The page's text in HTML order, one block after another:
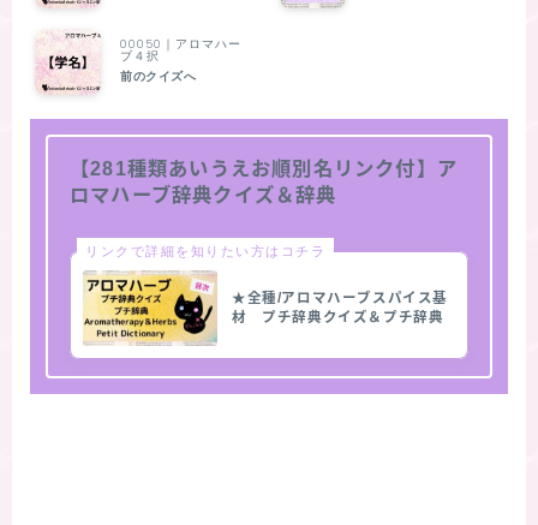
00050｜アロマハー
ブ４択
前のクイズへ
【281種類あいうえお順別名リンク付】ア
ロマハーブ辞典クイズ＆辞典
リンクで詳細を知りたい方はコチラ
★全種/アロマハーブスパイス基
材 プチ辞典クイズ＆プチ辞典